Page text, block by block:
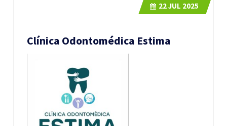
Clínica Odontomédica Estima
22JUL 2025